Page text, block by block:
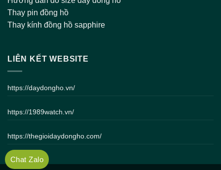
Thay pin đồng hồ
Thay kính đồng hồ sapphire
LIÊN KẾT WEBSITE
https://daydongho.vn/
https://1989watch.vn/
https://thegioidaydongho.com/
Chat Zalo